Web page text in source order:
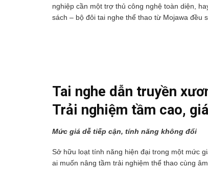
nghiệp cần một trợ thủ công nghệ toàn diện,
sách – bộ đôi tai nghe thể thao từ Mojawa đều
Tai nghe dẫn truyền
Trải nghiệm tầm cao,
Mức giá dễ tiếp cận, tính năng không đổi
Sở hữu loạt tính năng hiện đại trong một mức
ai muốn nâng tầm trải nghiệm thể thao cùng